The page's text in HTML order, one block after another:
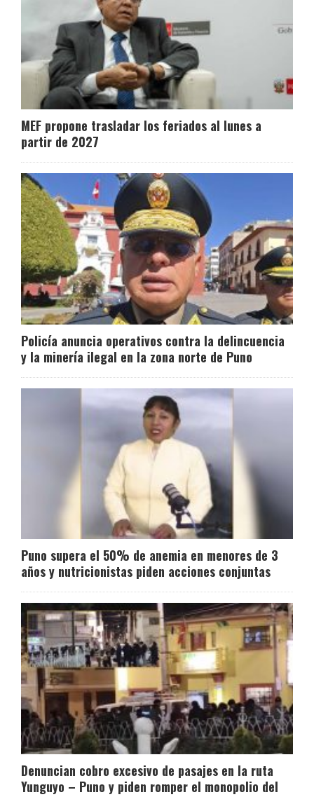
MEF propone trasladar los feriados al lunes a
partir de 2027
Policía anuncia operativos contra la delincuencia
y la minería ilegal en la zona norte de Puno
Puno supera el 50% de anemia en menores de 3
años y nutricionistas piden acciones conjuntas
Denuncian cobro excesivo de pasajes en la ruta
Yunguyo – Puno y piden romper el monopolio del